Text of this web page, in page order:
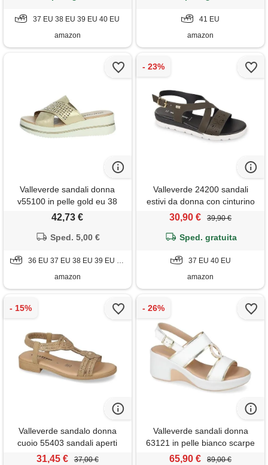
37 EU 38 EU 39 EU 40 EU
amazon
41 EU
amazon
Valleverde sandali donna
v55100 in pelle gold eu 38
42,73 €
Sped. 5,00 €
36 EU 37 EU 38 EU 39 EU 40 EU
amazon
Valleverde 24200 sandali
estivi da donna con cinturino
incrociato, suola comfort,
vari colori (nero, sistema
donna, numero, media, 37)
30,90 € 39,90 €
Sped. gratuita
37 EU 40 EU
amazon
Valleverde sandalo donna
cuoio 55403 sandali aperti
estivi sandali aperti con tacco
31,45 € 37,00 €
Valleverde sandali donna
63121 in pelle bianco scarpe
casual comode, leggere e
65,90 € 89,00 €